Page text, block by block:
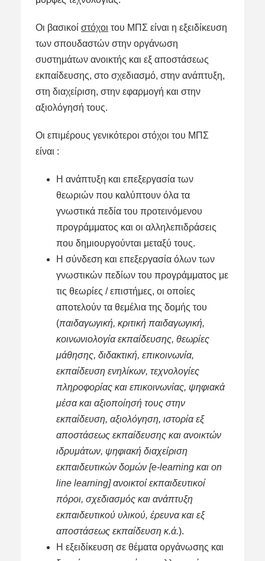
Οι βασικοί στόχοι του ΜΠΣ είναι η εξειδίκευση
των σπουδαστών στην οργάνωση
συστημάτων ανοικτής και εξ αποστάσεως
εκπαίδευσης, στο σχεδιασμό, στην ανάπτυξη,
στη διαχείριση, στην εφαρμογή και στην
αξιολόγησή τους.
Οι επιμέρους γενικότεροι στόχοι του ΜΠΣ
είναι :
Η ανάπτυξη και επεξεργασία των
θεωριών που καλύπτουν όλα τα
γνωστικά πεδία του προτεινόμενου
προγράμματος και οι αλληλεπιδράσεις
που δημιουργούνται μεταξύ τους.
Η σύνδεση και επεξεργασία όλων των
γνωστικών πεδίων του προγράμματος με
τις θεωρίες / επιστήμες, οι οποίες
αποτελούν τα θεμέλια της δομής του
(παιδαγωγική, κριτική παιδαγωγική,
κοινωνιολογία εκπαίδευσης, θεωρίες
μάθησης, διδακτική, επικοινωνία,
εκπαίδευση ενηλίκων, τεχνολογίες
πληροφορίας και επικοινωνίας, ψηφιακά
μέσα και αξιοποίησή τους στην
εκπαίδευση, αξιολόγηση, ιστορία εξ
αποστάσεως εκπαίδευσης και ανοικτών
ιδρυμάτων, ψηφιακή διαχείριση
εκπαιδευτικών δομών [e-learning και on
line learning] ανοικτοί εκπαιδευτικοί
πόροι, σχεδιασμός και ανάπτυξη
εκπαιδευτικού υλικού, έρευνα και εξ
αποστάσεως εκπαίδευση κ.ά.).
Η εξειδίκευση σε θέματα οργάνωσης και